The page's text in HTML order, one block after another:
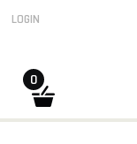
LOGIN
0